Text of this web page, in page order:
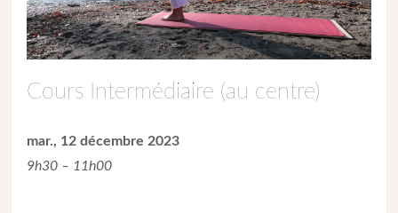
Cours Intermédiaire (au centre)
mar., 12 décembre 2023
9h30 – 11h00